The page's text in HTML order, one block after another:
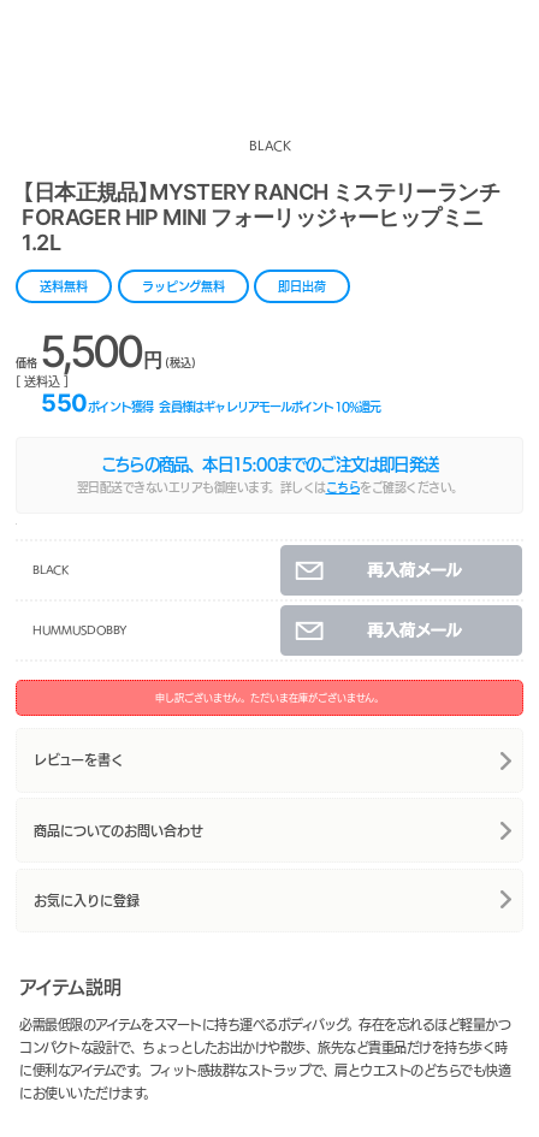
BLACK
【日本正規品】MYSTERY RANCH ミステリーランチ
FORAGER HIP MINI フォーリッジャーヒップミニ
1.2L
送料無料 ラッピング無料 即日出荷
価格 5,500円 (税込)
[ 送料込 ]
550ポイント獲得 会員様はギャレリアモールポイント 10%還元
こちらの商品、本日 15:00までのご注文は即日発送
翌日配送できないエリアも御座います。詳しくは こちらをご確認ください。
BLACK
HUMMUSDOBBY
申し訳ございません。ただいま在庫がございません。
レビューを書く
商品についてのお問い合わせ
お気に入りに登録
アイテム説明
必需最低限のアイテムをスマートに持ち運べるボディバッグ。存在を忘れるほど軽量かつ
コンパクトな設計で、ちょっとしたお出かけや散歩、旅先など貴重品だけを持ち歩く時
に便利なアイテムです。フィット感抜群なストラップで、肩とウエストのどちらでも快適
にお使いいただけます。